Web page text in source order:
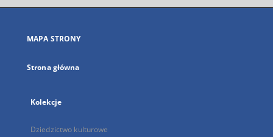
się
karcie
MAPA STRONY
Strona główna
Kolekcje
Dziedzictwo kulturowe